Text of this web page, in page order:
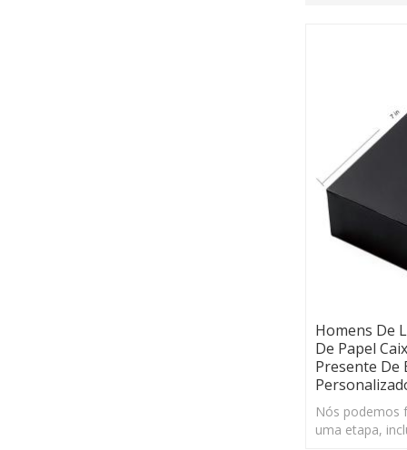
Homens De
De Papel
Presente De
Nós podemos
uma etapa,